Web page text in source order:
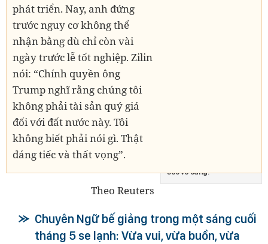
sốc vô cùng!"
phát triển. Nay, anh đứng
trước nguy cơ không thể
nhận bằng dù chỉ còn vài
ngày trước lễ tốt nghiệp. Zilin
nói: “Chính quyền ông
Trump nghĩ rằng chúng tôi
không phải tài sản quý giá
đối với đất nước này. Tôi
không biết phải nói gì. Thật
đáng tiếc và thất vọng”.
Theo Reuters
Chuyên Ngữ bế giảng trong một sáng cuối
tháng 5 se lạnh: Vừa vui, vừa buồn, vừa